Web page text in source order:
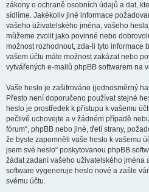
zákony o ochraně osobních údajů a dat,
sídlíme. Jakékoliv jiné informace
vašeho uživatelského jména, vašeho
můžeme zvolit jako povinné nebo
možnost rozhodnout, zda-li tyto informace
vašem účtu máte možnost zakázat nebo
vytvářených e-mailů phpBB softwarem na
Vaše heslo je zašifrováno (jednosměrný
Přesto není doporučeno používat stejné
heslo je prostředek k přístupu k vašemu
pečlivě uchovejte a v žádném případě
fórum“, phpBB nebo jiné, třetí strany,
že byste zapomněli vaše heslo k vašemu
jsem své heslo“ poskytovanou phpBB
žádat zadaní vašeho uživatelského jména
software vygeneruje heslo nové a zašle
svému účtu.